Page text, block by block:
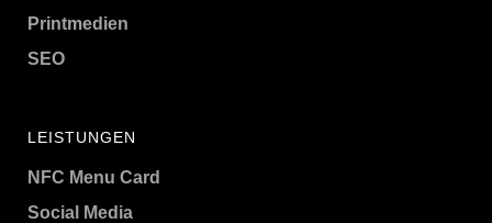
Printmedien
SEO
LEISTUNGEN
NFC Menu Card
Social Media